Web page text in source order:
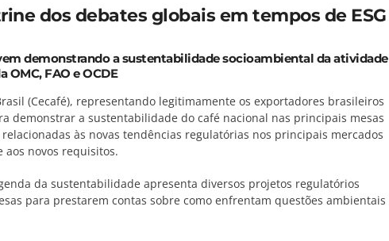
dos debates globais em tempos de ESG
demonstrando a sustentabilidade socioambiental da atividade
FAO e OCDE
(Cecafé), representando legitimamente os exportadores brasileiros
demonstrar a sustentabilidade do café nacional nas principais mesas
às novas tendências regulatórias nos principais mercados
novos requisitos.
da sustentabilidade apresenta diversos projetos regulatórios
para prestarem contas sobre como enfrentam questões ambientais